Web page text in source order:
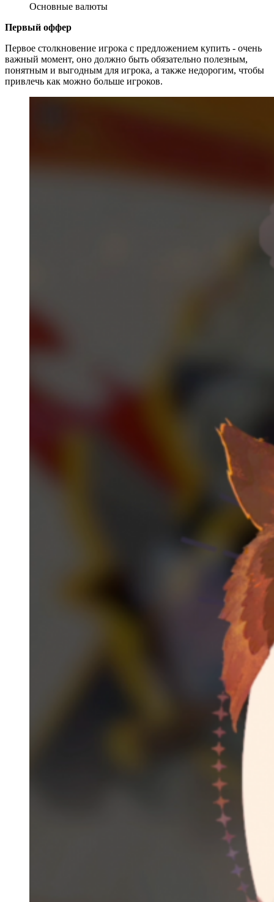
Основные валюты
Первый оффер
Первое столкновение игрока с предложением купить - очень
важный момент, оно должно быть обязательно полезным,
понятным и выгодным для игрока, а также недорогим, чтобы
привлечь как можно больше игроков.